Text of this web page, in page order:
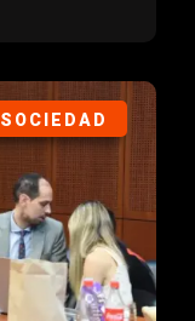
SOCIEDAD